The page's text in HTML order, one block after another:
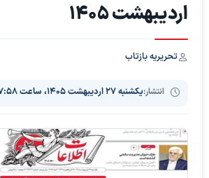
اردیبهشت 1405
تحریریه بازتاب
انتشار:یکشنبه ۲۷ اردیبهشت ۱۴۰۵، ساعت ۷:۵۸